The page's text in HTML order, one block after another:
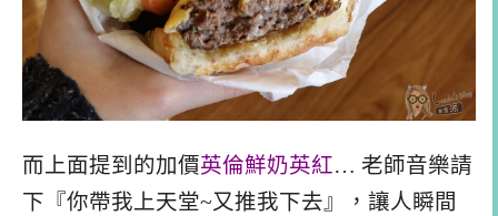
而上面提到的加價英倫鮮奶英紅… 老師音樂請
下『你帶我上天堂~又推我下去』，讓人瞬間